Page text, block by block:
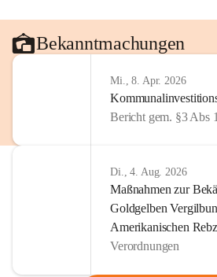
Bekanntmachungen
Mi., 8. Apr. 2026
Bericht gem. §3 Abs
Di., 4. Aug. 2026
Maßnahmen zur
Goldgelben
Amerikanischen
Verordnungen